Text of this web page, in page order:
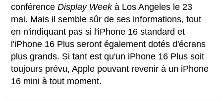
conférenceDisplay Weekà Los Angeles le 23
mai. Mais il semble sûr de ses informations, tout
en n'indiquant pas si l'iPhone 16 standard et
l'iPhone 16 Plus seront également dotés d'écrans
plus grands. Si tant est qu'un iPhone 16 Plus soit
toujours prévu, Apple pouvant revenir à un iPhone
16 mini à tout moment.